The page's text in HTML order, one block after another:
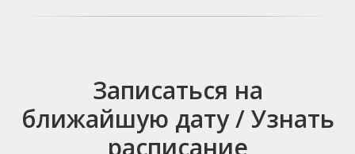
Записаться на
ближайшую дату / Узнать
расписание